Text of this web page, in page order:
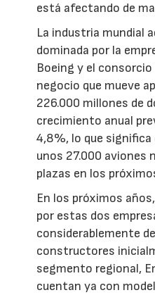
está afectando de
La industria mundial
dominada por la
Boeing y el consorcio
negocio que mueve
226.000 millones de
crecimiento anual
4,8%, lo que
unos 27.000 aviones
plazas en los
En los próximos
por estas dos
considerablemente
constructores
segmento regional,
cuentan ya con